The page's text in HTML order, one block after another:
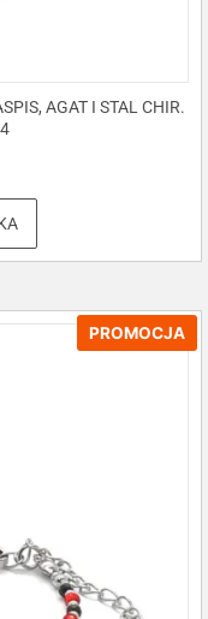
AGAT I STAL CHIR.
PROMOCJA